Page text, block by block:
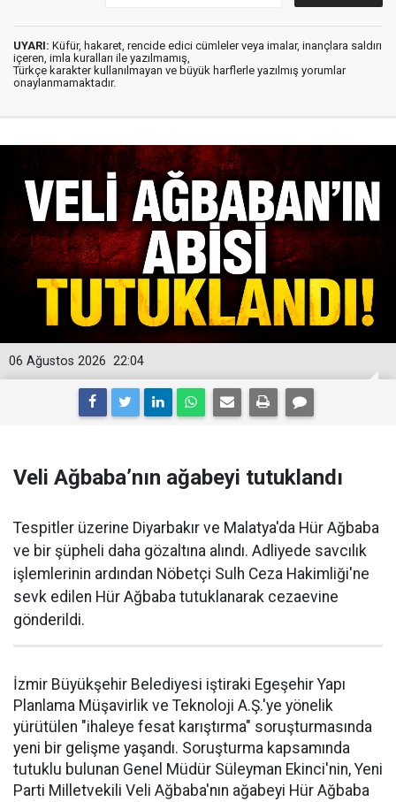
UYARI: Küfür, hakaret, rencide edici cümleler veya imalar, inançlara saldırı
içeren, imla kuralları ile yazılmamış,
Türkçe karakter kullanılmayan ve büyük harflerle yazılmış yorumlar
onaylanmamaktadır.
22:04
06 Ağustos 2026
Veli Ağbaba’nın ağabeyi tutuklandı
Tespitler üzerine Diyarbakır ve Malatya'da Hür Ağbaba
ve bir şüpheli daha gözaltına alındı. Adliyede savcılık
işlemlerinin ardından Nöbetçi Sulh Ceza Hakimliği'ne
sevk edilen Hür Ağbaba tutuklanarak cezaevine
gönderildi.
İzmir Büyükşehir Belediyesi iştiraki Egeşehir Yapı
Planlama Müşavirlik ve Teknoloji A.Ş.'ye yönelik
yürütülen "ihaleye fesat karıştırma" soruşturmasında
yeni bir gelişme yaşandı. Soruşturma kapsamında
tutuklu bulunan Genel Müdür Süleyman Ekinci'nin, Yeni
Parti Milletvekili Veli Ağbaba'nın ağabeyi Hür Ağbaba